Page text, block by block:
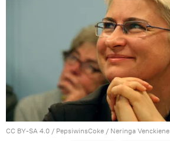
CC BY-SA 4.0 / PepsiwinsCoke / Neringa Venckiene